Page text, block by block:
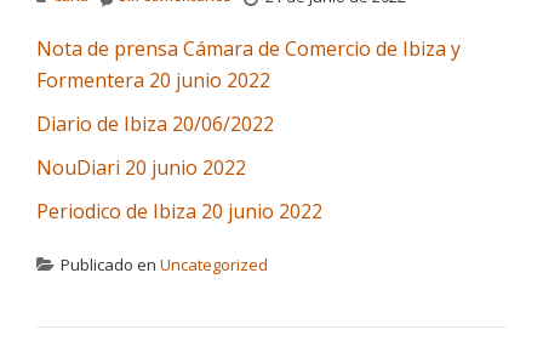
Nota de prensa Cámara de Comercio de Ibiza y
Formentera 20 junio 2022
Diario de Ibiza 20/06/2022
NouDiari 20 junio 2022
Periodico de Ibiza 20 junio 2022
Publicado en Uncategorized